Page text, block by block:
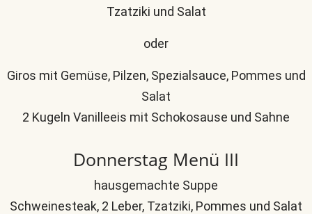
Tzatziki und Salat
oder
Giros mit Gemüse, Pilzen, Spezialsauce, Pommes und
Salat
2 Kugeln Vanilleeis mit Schokosause und Sahne
Donnerstag Menü III
hausgemachte Suppe
Schweinesteak, 2 Leber, Tzatziki, Pommes und Salat